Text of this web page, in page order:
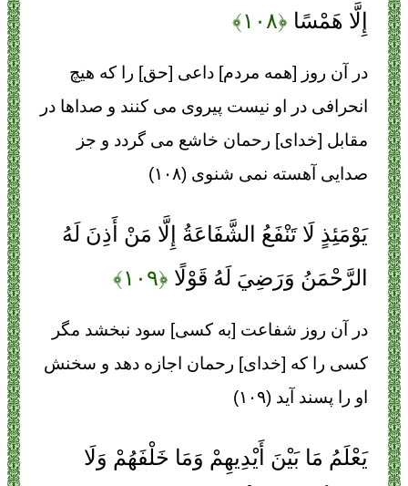
إِلَّا هَمْسًا ﴿۱۰۸﴾
در آن روز [همه مردم] داعى [حق] را كه هيچ
انحرافى در او نيست پيروى مى كنند و صداها در
مقابل [خداى] رحمان خاشع مى‏ گردد و جز
صدايى آهسته نمى ‏شنوى (۱۰۸)
يَوْمَئِذٍ لَا تَنْفَعُ الشَّفَاعَةُ إِلَّا مَنْ أَذِنَ لَهُ
الرَّحْمَنُ وَرَضِيَ لَهُ قَوْلًا ﴿۱۰۹﴾
در آن روز شفاعت [به كسى] سود نبخشد مگر
كسى را كه [خداى] رحمان اجازه دهد و سخنش
او را پسند آيد (۱۰۹)
يَعْلَمُ مَا بَيْنَ أَيْدِيهِمْ وَمَا خَلْفَهُمْ وَلَا